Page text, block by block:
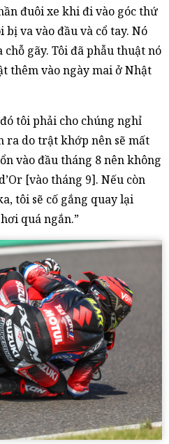
đuôi xe khi đi vào góc thứ
va vào đầu và cổ tay. Nó
gãy. Tôi đã phẫu thuật nó
thêm vào ngày mai ở Nhật
tôi phải cho chúng nghỉ
ra do trật khớp nên sẽ mất
vào đầu tháng 8 nên không
[vào tháng 9]. Nếu còn
tôi sẽ cố gắng quay lại
quá ngắn.”